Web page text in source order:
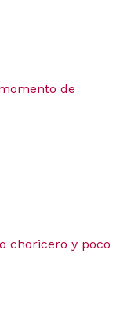
de
choricero y poco